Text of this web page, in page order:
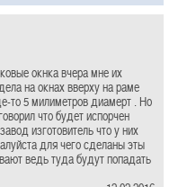
окнка вчера мне их
на окнах вверху на раме
то 5 милиметров диамерт . Но
что будет испорчен
изготовитель что у них
для чего сделаны эты
ведь туда будут попадать